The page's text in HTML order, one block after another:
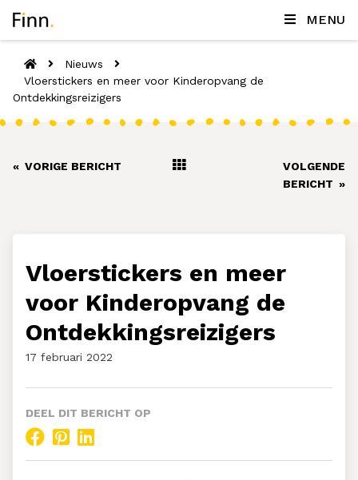
MENU
Nieuws
Vloerstickers en meer voor Kinderopvang de
Ontdekkingsreizigers
« VORIGE BERICHT
VOLGENDE
BERICHT »
Vloerstickers en meer
voor Kinderopvang de
Ontdekkingsreizigers
17 februari 2022
DEEL DIT BERICHT OP